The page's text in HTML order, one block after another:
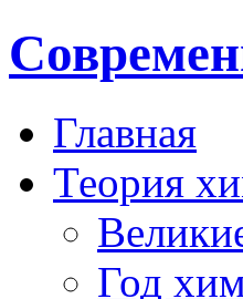
Главная
Теория
Год